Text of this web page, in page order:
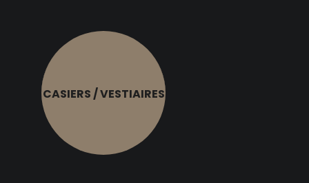
CASIERS / VESTIAIRES